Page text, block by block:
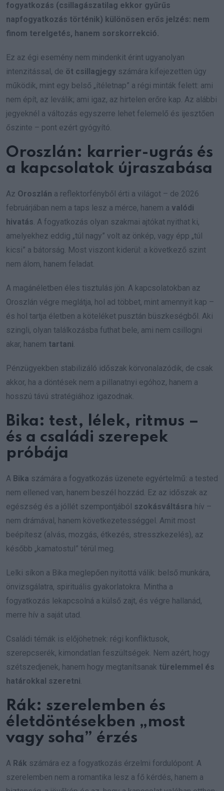
fogyatkozás (csillagászatilag ekkor gyűrűs
napfogyatkozás történik) különösen erős jelzés: nem
finom terelgetés, hanem sorskorrekció.
Ez az égi esemény nem mindenkit érint ugyanolyan
intenzitással, de öt csillagjegy számára kifejezetten úgy
működik, mint egy belső „ítéletnap” a régi minták felett: ami
nem épít, az leválik; ami igaz, az hirtelen erőre kap. Az alábbi
jegyeknél a változás egyszerre lehet felemelő és ijesztően
őszinte – pont ezért gyógyító.
Oroszlán: karrier-ugrás és
a kapcsolatok újraszabása
Az Oroszlán a reflektorfényből érti a világot – de 2026
februárjában nem a taps lesz a mérce, hanem a valódi
hivatás. A fogyatkozás olyan szakmai ajtókat nyithat ki,
amelyekhez eddig „túl nagy” volt az önkép, vagy épp „túl
kicsi” a bátorság. Most viszont kiderül: a következő szint
nem álom, hanem feladat.
A magánéletben éles tisztulás jön. A kapcsolatokban az
Oroszlán végre meglátja, hol ad többet, mint amennyit kap –
és hol tartja életben a köteléket pusztán büszkeségből. Aki
szingli, olyan találkozásba futhat bele, ami nem csillogni
akar, hanem tartani.
Pénzügyekben stabilizáló időszak körvonalazódik, de csak
akkor, ha a döntések nem a pillanatnyi egóhoz, hanem a
hosszú távú stratégiához igazodnak.
Bika: test, lélek, ritmus –
és a családi szerepek
próbája
A Bika számára a fogyatkozás üzenete egyértelmű: a tested
nem ellened van, hanem beszél hozzád. Ez az időszak az
egészség és a jóllét szempontjából szokásváltásra hív –
nem drámával, hanem következetességgel. Amit most
beépítesz (alvás, mozgás, étkezés, stresszkezelés), az
később „kamatostul” térül meg.
Lelki síkon a Bika meglepően nyitottá válik: belső munkára,
önvizsgálatra, spirituális gyakorlatokra. Mintha a
fogyatkozás lekapcsolná a külső zajt, és végre hallanád,
merre hív a saját utad.
Családi témák is előjöhetnek: régi konfliktusok,
szerepcserék, kimondatlan feszültségek. Nem azért, hogy
szétszedjenek, hanem hogy megtanítsanak türelemmel és
határokkal szeretni.
Rák: szerelemben és
életdöntésekben „most
vagy soha” érzés
A Rák számára ez a fogyatkozás érzelmi fordulópont. A
szerelemben nem a romantika lesz a fő kérdés, hanem a